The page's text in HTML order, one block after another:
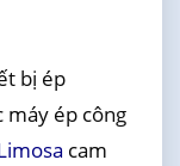
bị ép
máy ép công
cam